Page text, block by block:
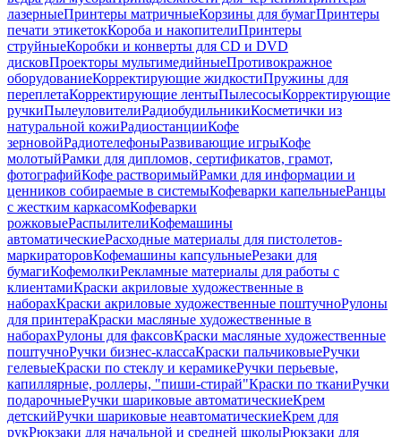
лазерныеПринтеры матричныеКорзины для бумагПринтеры
печати этикетокКороба и накопителиПринтеры
струйныеКоробки и конверты для CD и DVD
дисковПроекторы мультимедийныеПротивокражное
оборудованиеКорректирующие жидкостиПружины для
переплетаКорректирующие лентыПылесосыКорректирующие
ручкиПылеуловителиРадиобудильникиКосметички из
натуральной кожиРадиостанцииКофе
зерновойРадиотелефоныРазвивающие игрыКофе
молотыйРамки для дипломов, сертификатов, грамот,
фотографийКофе растворимыйРамки для информации и
ценников собираемые в системыКофеварки капельныеРанцы
с жестким каркасомКофеварки
рожковыеРаспылителиКофемашины
автоматическиеРасходные материалы для пистолетов-
маркираторовКофемашины капсульныеРезаки для
бумагиКофемолкиРекламные материалы для работы с
клиентамиКраски акриловые художественные в
наборахКраски акриловые художественные поштучноРулоны
для принтераКраски масляные художественные в
наборахРулоны для факсовКраски масляные художественные
поштучноРучки бизнес-классаКраски пальчиковыеРучки
гелевыеКраски по стеклу и керамикеРучки перьевые,
капиллярные, роллеры, "пиши-стирай"Краски по тканиРучки
подарочныеРучки шариковые автоматическиеКрем
детскийРучки шариковые неавтоматическиеКрем для
рукРюкзаки для начальной и средней школыРюкзаки для